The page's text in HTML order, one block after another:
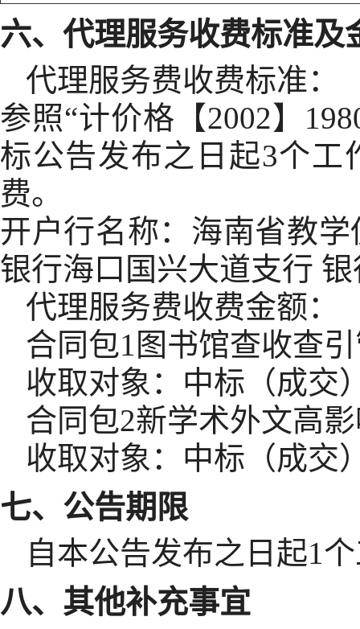
六、代理服务收费标准及
代理服务费收费标准：
参照“计价格【2002】
标公告发布之日起3个工
费。
开户行名称：海南省教
银行海口国兴大道支行 银
代理服务费收费金额：
合同包1图书馆查收查
收取对象：中标（成交
合同包2新学术外文高
收取对象：中标（成交
七、公告期限
自本公告发布之日起1
八、其他补充事宜